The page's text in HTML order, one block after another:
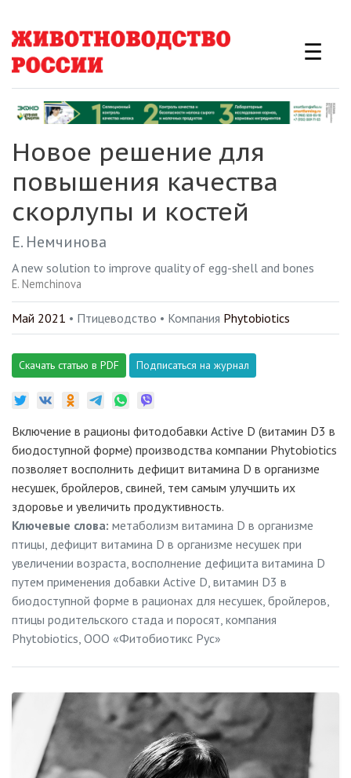
к
основному
☰
Новое решение для
повышения качества
скорлупы и костей
Е. Немчинова
A new solution to improve quality of egg-shell and bones
E. Nemchinova
Май 2021 • Птицеводство • Компания Phytobiotics
Скачать статью в PDF Подписаться на журнал
Включение в рационы фитодобавки Active D (витамин D3 в
биодоступной форме) производства компании Phytobiotics
позволяет восполнить дефицит витамина D в организме
несушек, бройлеров, свиней, тем самым улучшить их
здоровье и увеличить продуктивность.
Ключевые слова: метаболизм витамина D в организме
птицы, дефицит витамина D в организме несушек при
увеличении возраста, восполнение дефицита витамина D
путем применения добавки Active D, витамин D3 в
биодоступной форме в рационах для несушек, бройлеров,
птицы родительского стада и поросят, компания
Phytobiotics, ООО «Фитобиотикс Рус»